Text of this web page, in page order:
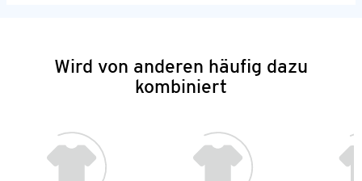
Wird von anderen häufig dazu
kombiniert